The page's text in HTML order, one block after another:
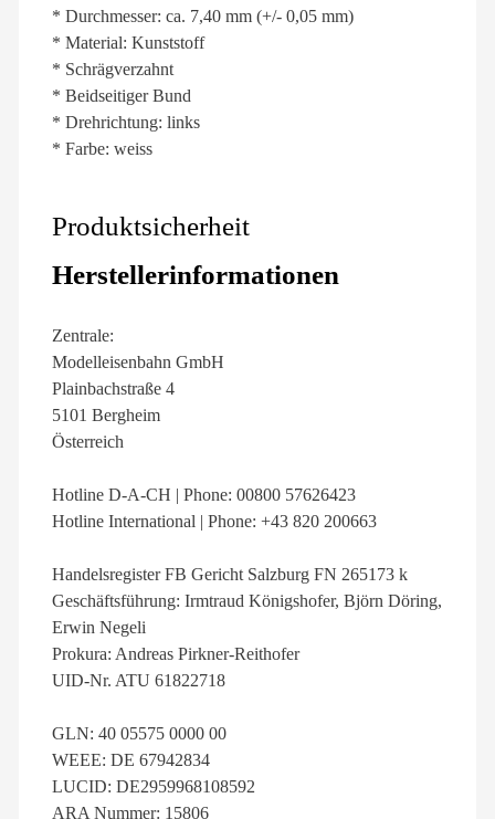
* Durchmesser: ca. 7,40 mm (+/- 0,05 mm)
* Material: Kunststoff
* Schrägverzahnt
* Beidseitiger Bund
* Drehrichtung: links
* Farbe: weiss
Produktsicherheit
Herstellerinformationen
Zentrale:
Modelleisenbahn GmbH
Plainbachstraße 4
5101 Bergheim
Österreich
Hotline D-A-CH | Phone: 00800 57626423
Hotline International | Phone: +43 820 200663
Handelsregister FB Gericht Salzburg FN 265173 k
Geschäftsführung: Irmtraud Königshofer, Björn Döring,
Erwin Negeli
Prokura: Andreas Pirkner-Reithofer
UID-Nr. ATU 61822718
GLN: 40 05575 0000 00
WEEE: DE 67942834
LUCID: DE2959968108592
ARA Nummer: 15806